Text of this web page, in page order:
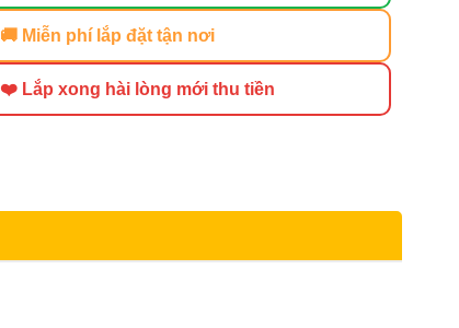
🚚 Miễn phí lắp đặt tận nơi
❤️ Lắp xong hài lòng mới thu tiền